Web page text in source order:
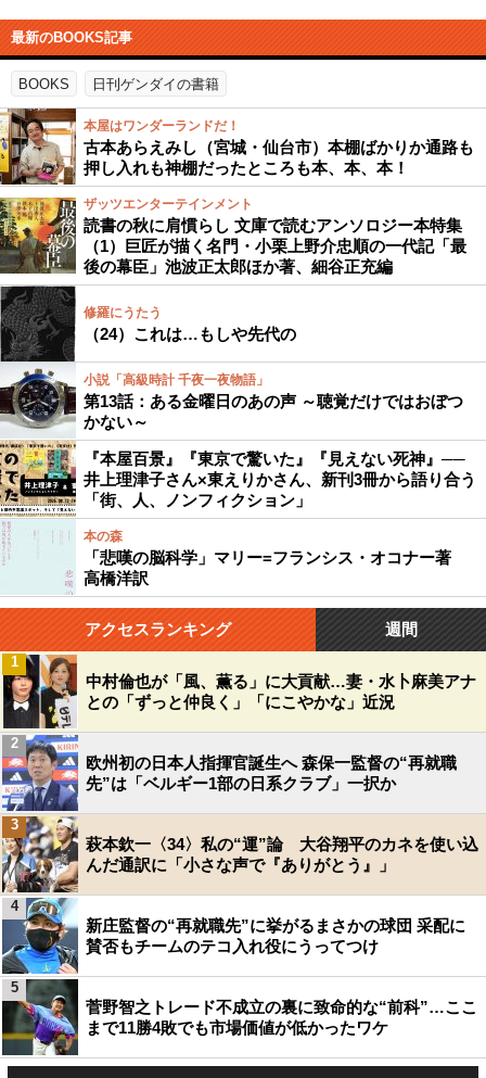
最新のBOOKS記事
BOOKS 日刊ゲンダイの書籍
本屋はワンダーランドだ！
古本あらえみし（宮城・仙台市）本棚ばかりか通路も
押し入れも神棚だったところも本、本、本！
ザッツエンターテインメント
読書の秋に肩慣らし 文庫で読むアンソロジー本特集
（1）巨匠が描く名門・小栗上野介忠順の一代記「最
後の幕臣」池波正太郎ほか著、細谷正充編
修羅にうたう
（24）これは…もしや先代の
小説「高級時計 千夜一夜物語」
第13話：ある金曜日のあの声 ～聴覚だけではおぼつ
かない～
『本屋百景』『東京で驚いた』『見えない死神』──
井上理津子さん×東えりかさん、新刊3冊から語り合う
「街、人、ノンフィクション」
本の森
「悲嘆の脳科学」マリー=フランシス・オコナー著
高橋洋訳
アクセスランキング 週間
中村倫也が「風、薫る」に大貢献…妻・水卜麻美アナ
との「ずっと仲良く」「にこやかな」近況
1
欧州初の日本人指揮官誕生へ 森保一監督の“再就職
先”は「ベルギー1部の日系クラブ」一択か
2
萩本欽一〈34〉私の“運”論 大谷翔平のカネを使い込
んだ通訳に「小さな声で『ありがとう』」
3
新庄監督の“再就職先”に挙がるまさかの球団 采配に
賛否もチームのテコ入れ役にうってつけ
4
菅野智之トレード不成立の裏に致命的な“前科”…ここ
まで11勝4敗でも市場価値が低かったワケ
5